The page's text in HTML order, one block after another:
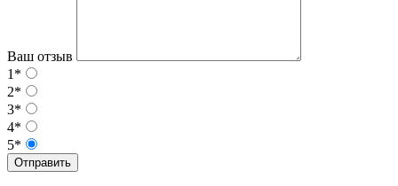
Ваш отзыв
1*
2*
3*
4*
5*
Отправить